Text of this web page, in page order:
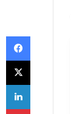
Facebook
X
LinkedIn
Pinterest